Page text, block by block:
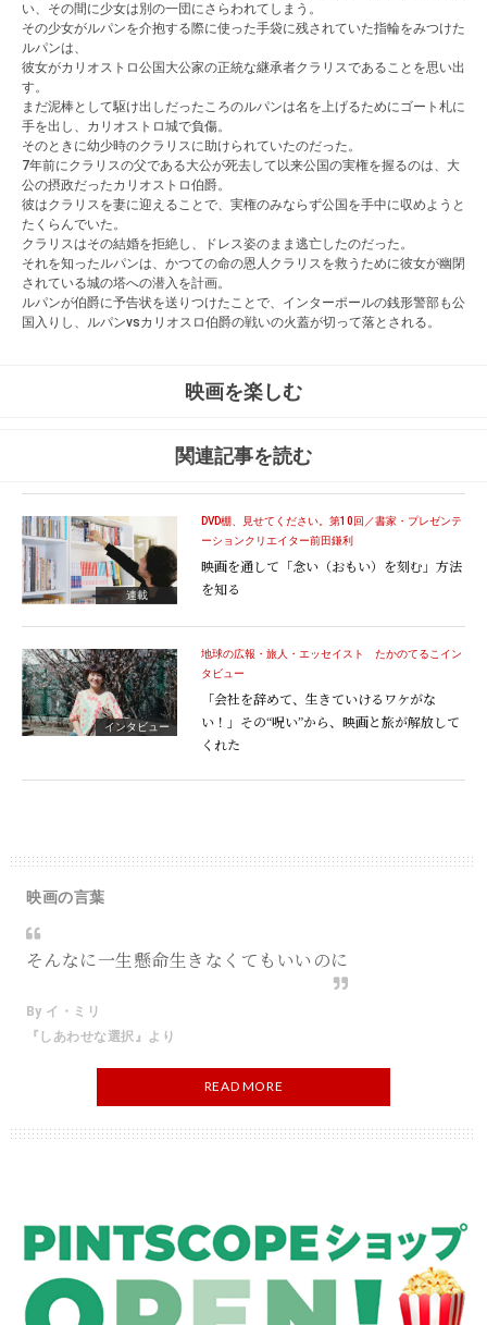
い、その間に少女は別の一団にさらわれてしまう。
その少女がルパンを介抱する際に使った手袋に残されていた指輪をみつけた
ルパンは、
彼女がカリオストロ公国大公家の正統な継承者クラリスであることを思い出
す。
まだ泥棒として駆け出しだったころのルパンは名を上げるためにゴート札に
手を出し、カリオストロ城で負傷。
そのときに幼少時のクラリスに助けられていたのだった。
7年前にクラリスの父である大公が死去して以来公国の実権を握るのは、大
公の摂政だったカリオストロ伯爵。
彼はクラリスを妻に迎えることで、実権のみならず公国を手中に収めようと
たくらんでいた。
クラリスはその結婚を拒絶し、ドレス姿のまま逃亡したのだった。
それを知ったルパンは、かつての命の恩人クラリスを救うために彼女が幽閉
されている城の塔への潜入を計画。
ルパンが伯爵に予告状を送りつけたことで、インターポールの銭形警部も公
国入りし、ルパンvsカリオスロ伯爵の戦いの火蓋が切って落とされる。
映画を楽しむ
関連記事を読む
連載
DVD棚、見せてください。第10回／書家・プレゼンテ
ーションクリエイター前田鎌利
映画を通して「念い（おもい）を刻む」方法
を知る
インタビュー
地球の広報・旅人・エッセイスト たかのてるこイン
タビュー
「会社を辞めて、生きていけるワケがな
い！」その“呪い”から、映画と旅が解放して
くれた
映画の言葉
そんなに一生懸命生きなくてもいいのに
By イ・ミリ
『しあわせな選択』より
READ MORE